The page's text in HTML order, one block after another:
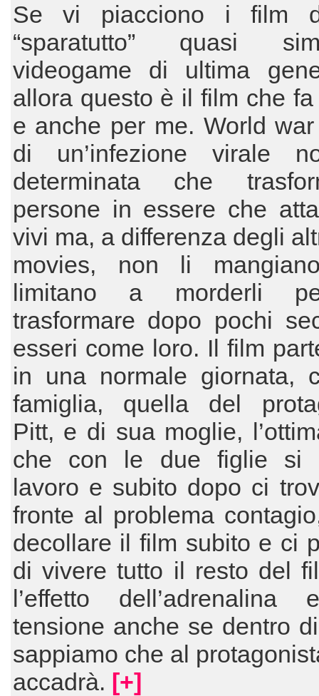
Se vi piacciono i film
“sparatutto” quasi
videogame di ultima
allora questo è il film che
e anche per me. World
di un’infezione virale
determinata che
persone in essere che
vivi ma, a differenza degli
movies, non li
limitano a morderli
trasformare dopo pochi
esseri come loro. Il film
in una normale giornata,
famiglia, quella del
Pitt, e di sua moglie,
che con le due figlie si
lavoro e subito dopo ci
fronte al problema
decollare il film subito e ci
di vivere tutto il resto del
l’effetto dell’adrenalina
tensione anche se dentro
sappiamo che al
accadrà. [+]